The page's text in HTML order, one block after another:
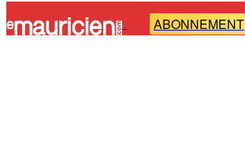
- ABONNEMENT